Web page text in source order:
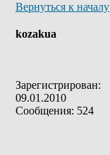
Вернуться к началу
kozakua
Зарегистрирован:
09.01.2010
Сообщения: 524